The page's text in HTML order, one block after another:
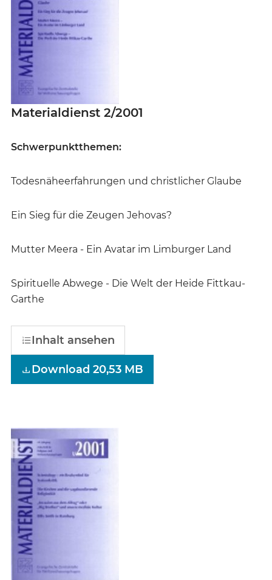
Materialdienst 2/2001
Schwerpunktthemen:
Todesnäheerfahrungen und christlicher Glaube
Ein Sieg für die Zeugen Jehovas?
Mutter Meera - Ein Avatar im Limburger Land
Spirituelle Abwege - Die Welt der Heide Fittkau-
Garthe
Inhalt ansehen
Download 20,53 MB